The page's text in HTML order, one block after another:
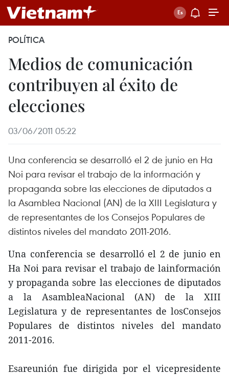
POLÍTICA
Medios de comunicación
contribuyen al éxito de
elecciones
03/06/2011 05:22
Una conferencia se desarrolló el 2 de junio en Ha
Noi para revisar el trabajo de la información y
propaganda sobre las elecciones de diputados a
la Asamblea Nacional (AN) de la XIII Legislatura y
de representantes de los Consejos Populares de
distintos niveles del mandato 2011-2016.
Una conferencia se desarrolló el 2 de junio en
Ha Noi para revisar el trabajo de lainformación
y propaganda sobre las elecciones de diputados
a la AsambleaNacional (AN) de la XIII
Legislatura y de representantes de losConsejos
Populares de distintos niveles del mandato
2011-2016.
Esareunión fue dirigida por el vicepresidente